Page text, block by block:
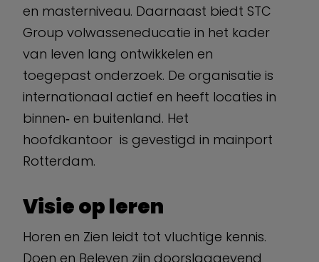
en masterniveau. Daarnaast biedt STC
Group volwasseneducatie in het kader
van leven lang ontwikkelen en
toegepast onderzoek. De organisatie is
internationaal actief en heeft locaties in
binnen‐ en buitenland. Het
hoofdkantoor is gevestigd in mainport
Rotterdam.
Visie op leren
Horen en Zien leidt tot vluchtige kennis.
Doen en Beleven zijn doorslaggevend